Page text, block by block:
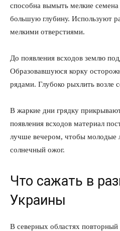
способна вымыть мелкие
большую глубину. Используют
мелкими отверстиями.
До появления всходов землю
Образовавшуюся корку
рядами. Глубоко рыхлить возле
В жаркие дни грядку
появления всходов материал
лучше вечером, чтобы молодые
солнечный ожог.
Что сажать в
Украины
В северных областях